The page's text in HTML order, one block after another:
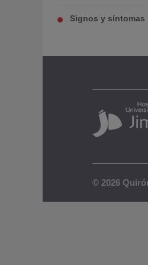
Signos y síntomas
© 2026